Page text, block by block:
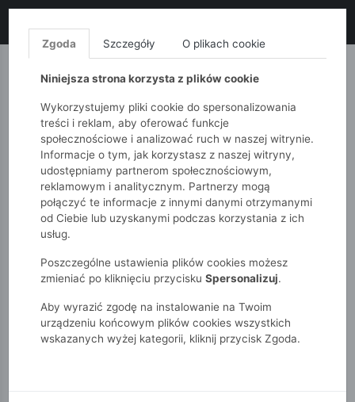
MONNARI QUIOSQUE
51015kids
Chłopcy 2-7 lat
Koszulka chłopięca z nadrukiem kraba
Zgoda Szczegóły O plikach cookie
Niniejsza strona korzysta z plików cookie
Wykorzystujemy pliki cookie do spersonalizowania
treści i reklam, aby oferować funkcje
społecznościowe i analizować ruch w naszej witrynie.
Informacje o tym, jak korzystasz z naszej witryny,
udostępniamy partnerom społecznościowym,
reklamowym i analitycznym. Partnerzy mogą
połączyć te informacje z innymi danymi otrzymanymi
od Ciebie lub uzyskanymi podczas korzystania z ich
usług.
Poszczególne ustawienia plików cookies możesz
zmieniać po kliknięciu przycisku Spersonalizuj.
Aby wyrazić zgodę na instalowanie na Twoim
urządzeniu końcowym plików cookies wszystkich
wskazanych wyżej kategorii, kliknij przycisk Zgoda.